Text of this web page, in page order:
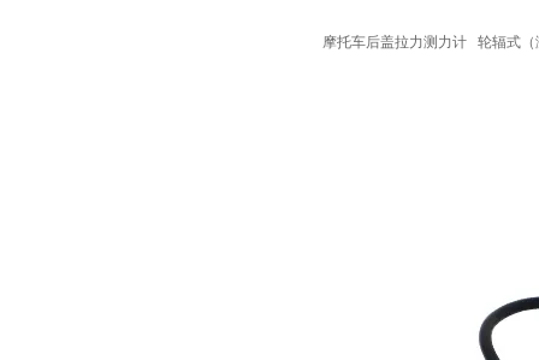
摩托车后盖拉力测力计 轮辐式（